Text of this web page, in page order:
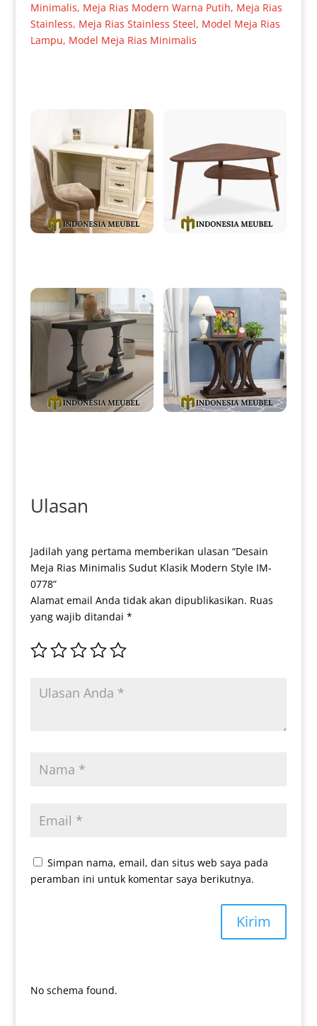
Minimalis, Meja Rias Modern Warna Putih, Meja Rias
Stainless, Meja Rias Stainless Steel, Model Meja Rias
Lampu, Model Meja Rias Minimalis
Ulasan
Jadilah yang pertama memberikan ulasan “Desain
Meja Rias Minimalis Sudut Klasik Modern Style IM-
0778”
Alamat email Anda tidak akan dipublikasikan. Ruas
yang wajib ditandai *
Simpan nama, email, dan situs web saya pada
peramban ini untuk komentar saya berikutnya.
Kirim
No schema found.